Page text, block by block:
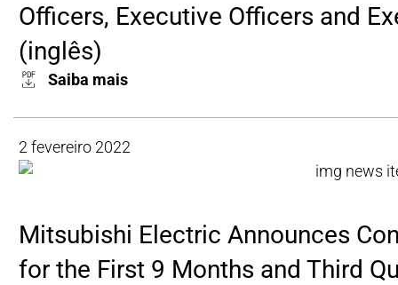
Officers, Executive Officers and
(inglês)
Saiba mais
2 fevereiro 2022
Mitsubishi Electric Announces
for the First 9 Months and Third